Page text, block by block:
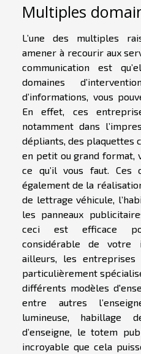
Multiples
L’une des multiples
amener à recourir aux
communication est
domaines
d’informations, vous
En effet, ces
notamment dans
dépliants, des plaquettes
en petit ou grand format,
ce qu’il vous faut. Ces
également de la
de lettrage véhicule,
les panneaux
ceci est efficace
considérable de votre
ailleurs, les entreprises
particulièrement
différents modèles
entre autres
lumineuse, habillage
d’enseigne, le totem
incroyable que cela